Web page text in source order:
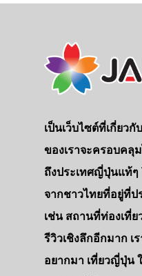
เป็นเว็บไซต์ที่เกี่ยว
ของเราจะครอบคลุ
ถึงประเทศญี่ปุ่นแท้ๆ
จากชาวไทยที่อยู่ที่
เช่น สถานที่ท่องเที่
รีวิวเชิงลึกอีกมาก เ
อยากมา เที่ยวญี่ปุ่น